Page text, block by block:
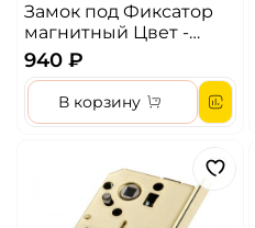
Замок под Фиксатор
магнитный Цвет -
Золото
940 ₽
В корзину